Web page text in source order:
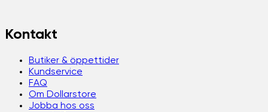
Kontakt
Butiker & öppettider
Kundservice
FAQ
Om Dollarstore
Jobba hos oss